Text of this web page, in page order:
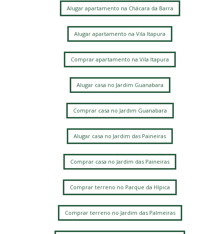
Alugar apartamento na Chácara da Barra
Alugar apartamento na Vila Itapura
Comprar apartamento na Vila Itapura
Alugar casa no Jardim Guanabara
Comprar casa no Jardim Guanabara
Alugar casa no Jardim das Paineiras
Comprar casa no Jardim das Paineiras
Comprar terreno no Parque da Hípica
Comprar terreno no Jardim das Palmeiras